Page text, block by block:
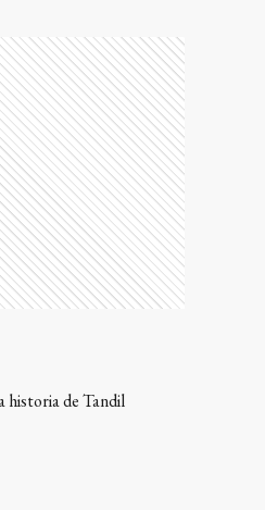
historia de Tandil